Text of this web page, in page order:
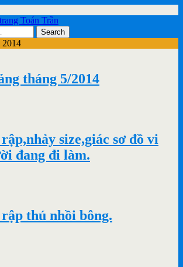
Toán Trần
2014
tháng 5/2014
size,giác sơ đồ vi
đang đi làm.
thú nhồi bông.